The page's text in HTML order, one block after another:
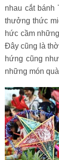
nhau cắt bánh
thưởng thức
hức cầm
Đây cũng là
hứng cũng
những món